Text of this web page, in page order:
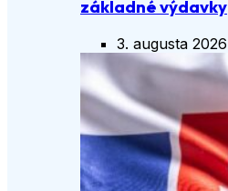
základné výdavky
3. augusta 2026